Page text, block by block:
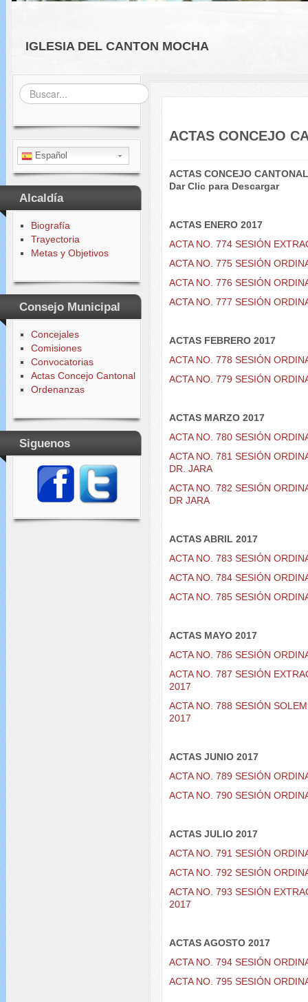
IGLESIA DEL CANTON MOCHA
Buscar...
Español
Alcaldía
Biografía
Trayectoria
Metas y Objetivos
Consejo Municipal
Concejales
Comisiones
Convocatorias
Actas Concejo Cantonal
Ordenanzas
Siguenos
ACTAS CONCEJO
ACTAS CONCEJO
Dar Clic para Descargar
ACTAS ENERO 2017
ACTA NO. 774 SESIÓN
ACTA NO. 775 SESIÓN
ACTA NO. 776 SESIÓN
ACTA NO. 777 SESIÓN
ACTAS FEBRERO 2017
ACTA NO. 778 SESIÓN
ACTA NO. 779 SESIÓN
ACTAS MARZO 2017
ACTA NO. 780 SESIÓN
ACTA NO. 781 SESIÓN
DR. JARA
ACTA NO. 782 SESIÓN
DR JARA
ACTAS ABRIL 2017
ACTA NO. 783 SESIÓN
ACTA NO. 784 SESIÓN
ACTA NO. 785 SESIÓN
ACTAS MAYO 2017
ACTA NO. 786 SESIÓN
ACTA NO. 787 SESIÓN
2017
ACTA NO. 788 SESIÓN
2017
ACTAS JUNIO 2017
ACTA NO. 789 SESIÓN
ACTA NO. 790 SESIÓN
ACTAS JULIO 2017
ACTA NO. 791 SESIÓN
ACTA NO. 792 SESIÓN
ACTA NO. 793 SESIÓN
2017
ACTAS AGOSTO 2017
ACTA NO. 794 SESIÓN
ACTA NO. 795 SESIÓN